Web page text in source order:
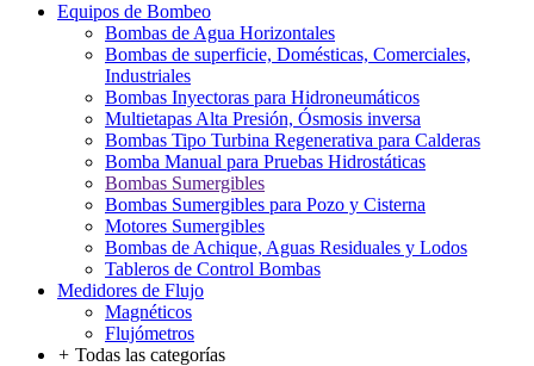
Equipos de Bombeo
Bombas de Agua Horizontales
Bombas de superficie, Domésticas, Comerciales,
Industriales
Bombas Inyectoras para Hidroneumáticos
Multietapas Alta Presión, Ósmosis inversa
Bombas Tipo Turbina Regenerativa para Calderas
Bomba Manual para Pruebas Hidrostáticas
Bombas Sumergibles
Bombas Sumergibles para Pozo y Cisterna
Motores Sumergibles
Bombas de Achique, Aguas Residuales y Lodos
Tableros de Control Bombas
Medidores de Flujo
Magnéticos
Flujómetros
+ Todas las categorías